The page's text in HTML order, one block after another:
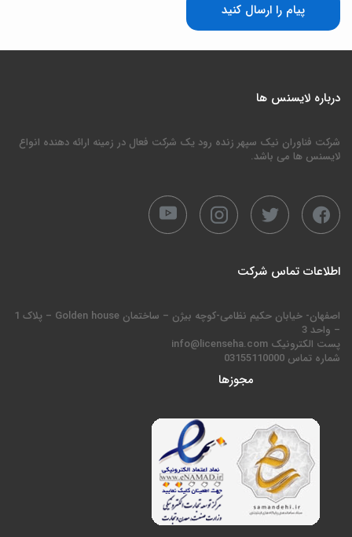
پیام را ارسال کنید
درباره لایسنس ها
شرکت فناوران نیک سپهر زنده رود یک شرکت فعال در زمینه ارائه دهنده انواع
لایسنس ها می باشد.
اطلاعات تماس شرکت
اصفهان- خیابان حکیم نظامی-کوچه بیژن – ساختمان Golden house – پلاک 1
– واحد 3
پست الکترونیک info@licenseha.com
شماره تماس 03155110000
مجوزها